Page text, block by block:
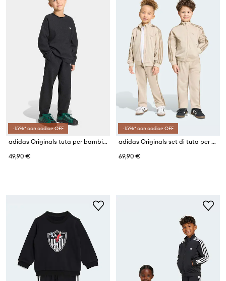
-15%* con codice OFF
adidas Originals tuta per bambini
49,90 €
-15%* con codice OFF
adidas Originals set di tuta per bambini
69,90 €